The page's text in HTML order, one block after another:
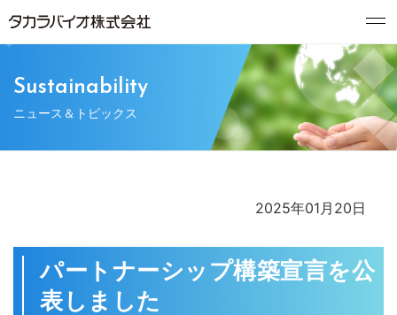
Sustainability
ニュース＆トピックス
2025年01月20日
パートナーシップ構築宣言を公
表しました